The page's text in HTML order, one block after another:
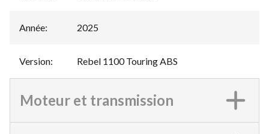
Année: 2025
Version: Rebel 1100 Touring ABS
Moteur et transmission